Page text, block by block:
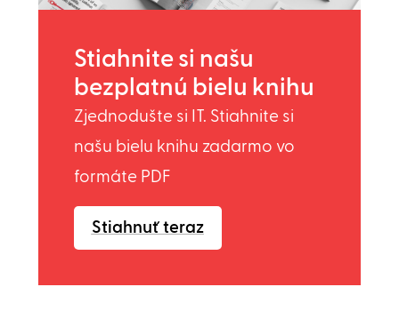
Stiahnite si našu
bezplatnú bielu knihu
Zjednodušte si IT. Stiahnite si
našu bielu knihu zadarmo vo
formáte PDF
Stiahnuť teraz